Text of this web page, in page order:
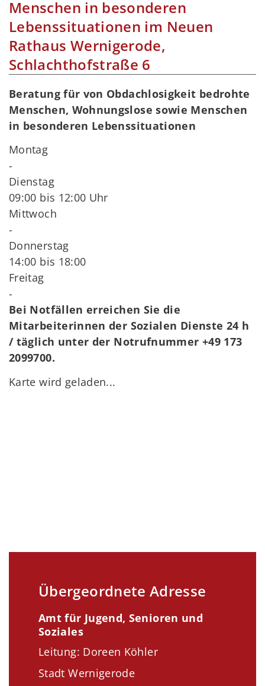
Menschen in besonderen
Lebenssituationen im Neuen
Rathaus Wernigerode,
Schlachthofstraße 6
Beratung für von Obdachlosigkeit bedrohte
Menschen, Wohnungslose sowie Menschen
in besonderen Lebenssituationen
Montag
-
Dienstag
09:00 bis 12:00 Uhr
Mittwoch
-
Donnerstag
14:00 bis 18:00
Freitag
-
Bei Notfällen erreichen Sie die
Mitarbeiterinnen der Sozialen Dienste 24 h
/ täglich unter der Notrufnummer +49 173
2099700.
Karte wird geladen...
Übergeordnete Adresse
Amt für Jugend, Senioren und
Soziales
Leitung: Doreen Köhler
Stadt Wernigerode